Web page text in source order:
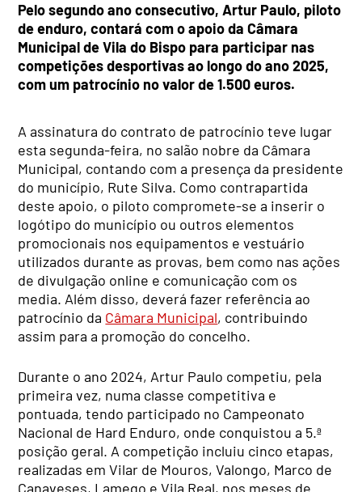
Pelo segundo ano consecutivo, Artur Paulo, piloto
de enduro, contará com o apoio da Câmara
Municipal de Vila do Bispo para participar nas
competições desportivas ao longo do ano 2025,
com um patrocínio no valor de 1.500 euros.
A assinatura do contrato de patrocínio teve lugar
esta segunda-feira, no salão nobre da Câmara
Municipal, contando com a presença da presidente
do município, Rute Silva. Como contrapartida
deste apoio, o piloto compromete-se a inserir o
logótipo do município ou outros elementos
promocionais nos equipamentos e vestuário
utilizados durante as provas, bem como nas ações
de divulgação online e comunicação com os
media. Além disso, deverá fazer referência ao
patrocínio da Câmara Municipal, contribuindo
assim para a promoção do concelho.
Durante o ano 2024, Artur Paulo competiu, pela
primeira vez, numa classe competitiva e
pontuada, tendo participado no Campeonato
Nacional de Hard Enduro, onde conquistou a 5.ª
posição geral. A competição incluiu cinco etapas,
realizadas em Vilar de Mouros, Valongo, Marco de
Canaveses, Lamego e Vila Real, nos meses de